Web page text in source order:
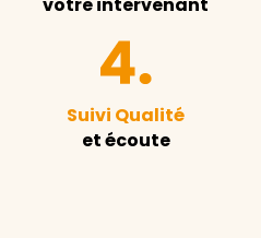
votre intervenant
Suivi Qualité
et écoute